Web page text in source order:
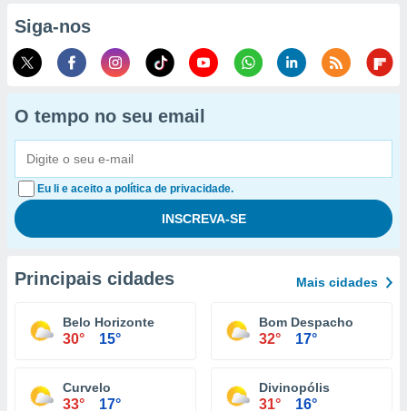
Siga-nos
O tempo no seu email
Eu li e aceito a política de privacidade.
Principais cidades Mais cidades
Belo Horizonte
30° 15°
Bom Despacho
32° 17°
Curvelo
33° 17°
Divinopólis
31° 16°